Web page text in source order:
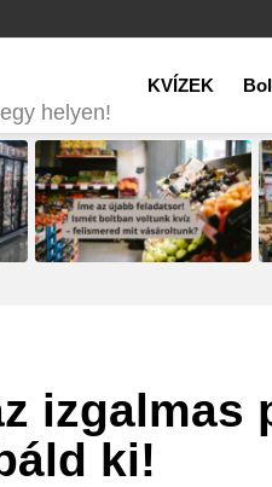
helyen!
KVÍZEK
izgalmas
ki!